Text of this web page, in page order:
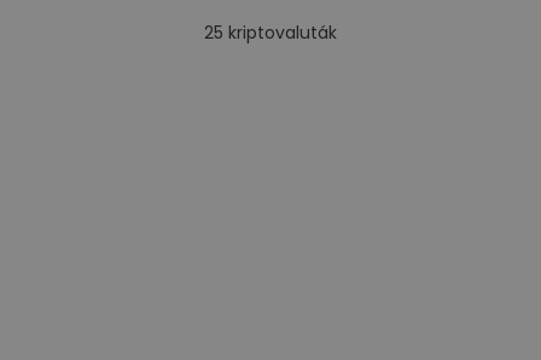
25 kriptovaluták